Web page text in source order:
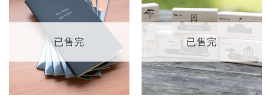
加入
望輕
單」
已售完
「願
望輕
單」
已售完